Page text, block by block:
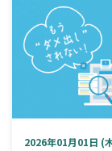
2026年01月01日 (